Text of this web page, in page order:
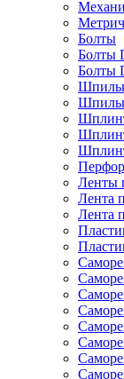
Болты
Болты
Болты
Ленты
Лента
Лента